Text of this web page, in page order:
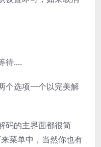
待....
个选项一个以完美解
码的主界面都很简
菜单中，当然你也有